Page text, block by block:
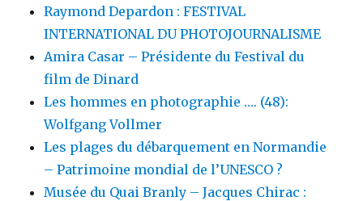
Raymond Depardon : FESTIVAL
INTERNATIONAL DU PHOTOJOURNALISME
Amira Casar – Présidente du Festival du
film de Dinard
Les hommes en photographie …. (48):
Wolfgang Vollmer
Les plages du débarquement en Normandie
– Patrimoine mondial de l’UNESCO ?
Musée du Quai Branly – Jacques Chirac :